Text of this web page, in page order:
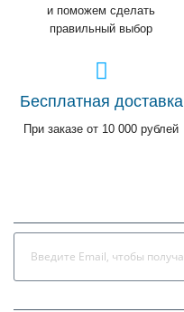
и поможем сделать
правильный выбор
Бесплатная доставка
При заказе от 10 000 рублей